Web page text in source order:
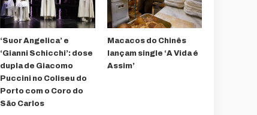
‘Suor Angelica’ e
‘Gianni Schicchi’: dose
dupla de Giacomo
Puccini no Coliseu do
Porto com o Coro do
São Carlos
Macacos do Chinês
lançam single ‘A Vida é
Assim’